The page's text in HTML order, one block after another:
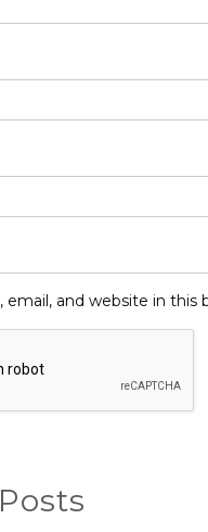
email, and website in